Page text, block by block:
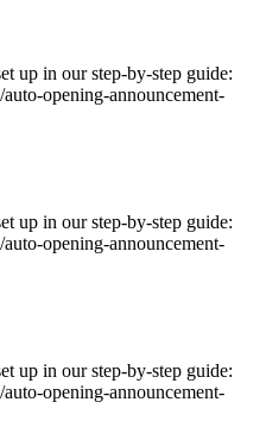
up in our step-by-step guide:
opening-announcement-
up in our step-by-step guide:
opening-announcement-
up in our step-by-step guide:
opening-announcement-